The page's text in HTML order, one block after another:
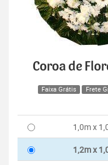
Coroa de
Faixa Grátis Frete
1,0m x
1,2m x